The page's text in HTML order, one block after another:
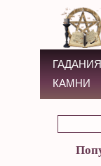
ГАДАНИЯ
КАМНИ